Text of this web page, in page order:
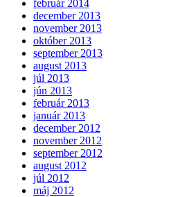
február 2014
december 2013
november 2013
október 2013
september 2013
august 2013
júl 2013
jún 2013
február 2013
január 2013
december 2012
november 2012
september 2012
august 2012
júl 2012
máj 2012